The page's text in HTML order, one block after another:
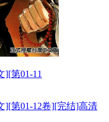
][第01-11